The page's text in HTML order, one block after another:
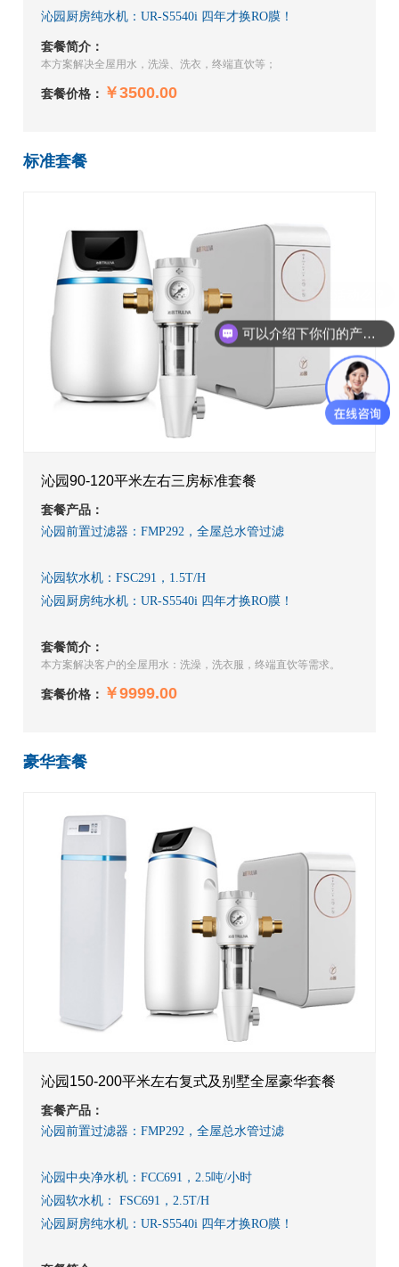
沁园厨房纯水机：UR-S5540i 四年才换RO膜！
套餐简介：
本方案解决全屋用水，洗澡、洗衣，终端直饮等；
套餐价格： ￥3500.00
标准套餐
沁园90-120平米左右三房标准套餐
套餐产品：
沁园前置过滤器：FMP292，全屋总水管过滤
沁园软水机：FSC291，1.5T/H
沁园厨房纯水机：UR-S5540i 四年才换RO膜！
套餐简介：
本方案解决客户的全屋用水：洗澡，洗衣服，终端直饮等需求。
套餐价格： ￥9999.00
豪华套餐
沁园150-200平米左右复式及别墅全屋豪华套餐
套餐产品：
沁园前置过滤器：FMP292，全屋总水管过滤
沁园中央净水机：FCC691，2.5吨/小时
沁园软水机： FSC691，2.5T/H
沁园厨房纯水机：UR-S5540i 四年才换RO膜！
可以介绍下你们的产品么？